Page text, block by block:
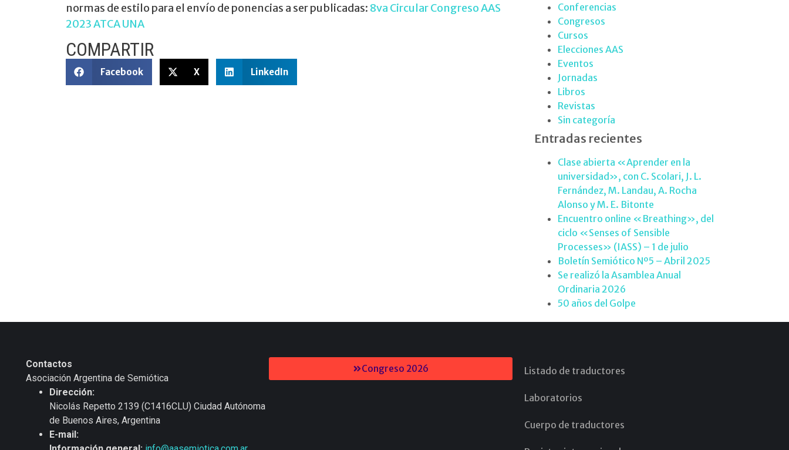
normas de estilo para el envío de ponencias a ser publicadas: 8va Circular Congreso AAS
2023 ATCA UNA
COMPARTIR
Facebook X LinkedIn
Conferencias
Congresos
Cursos
Elecciones AAS
Eventos
Jornadas
Libros
Revistas
Sin categoría
Entradas recientes
Clase abierta «Aprender en la
universidad», con C. Scolari, J. L.
Fernández, M. Landau, A. Rocha
Alonso y M. E. Bitonte
Encuentro online «Breathing», del
ciclo «Senses of Sensible
Processes» (IASS) – 1 de julio
Boletín Semiótico Nº5 – Abril 2025
Se realizó la Asamblea Anual
Ordinaria 2026
50 años del Golpe
Contactos
Asociación Argentina de Semiótica
Dirección:
Nicolás Repetto 2139 (C1416CLU) Ciudad Autónoma
de Buenos Aires, Argentina
E-mail:
Congreso 2026 Listado de traductores
Laboratorios
Cuerpo de traductores